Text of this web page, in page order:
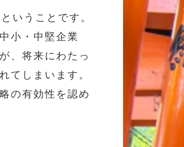
いうことです。
小・中堅企業
、将来にわたっ
てしまいます。
の有効性を認め